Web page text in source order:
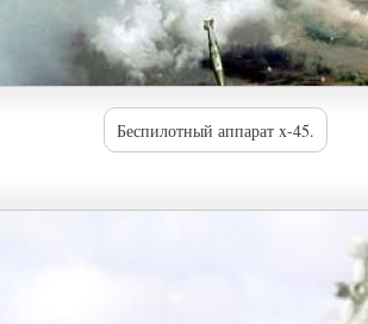
Беспилотный аппарат x-45.